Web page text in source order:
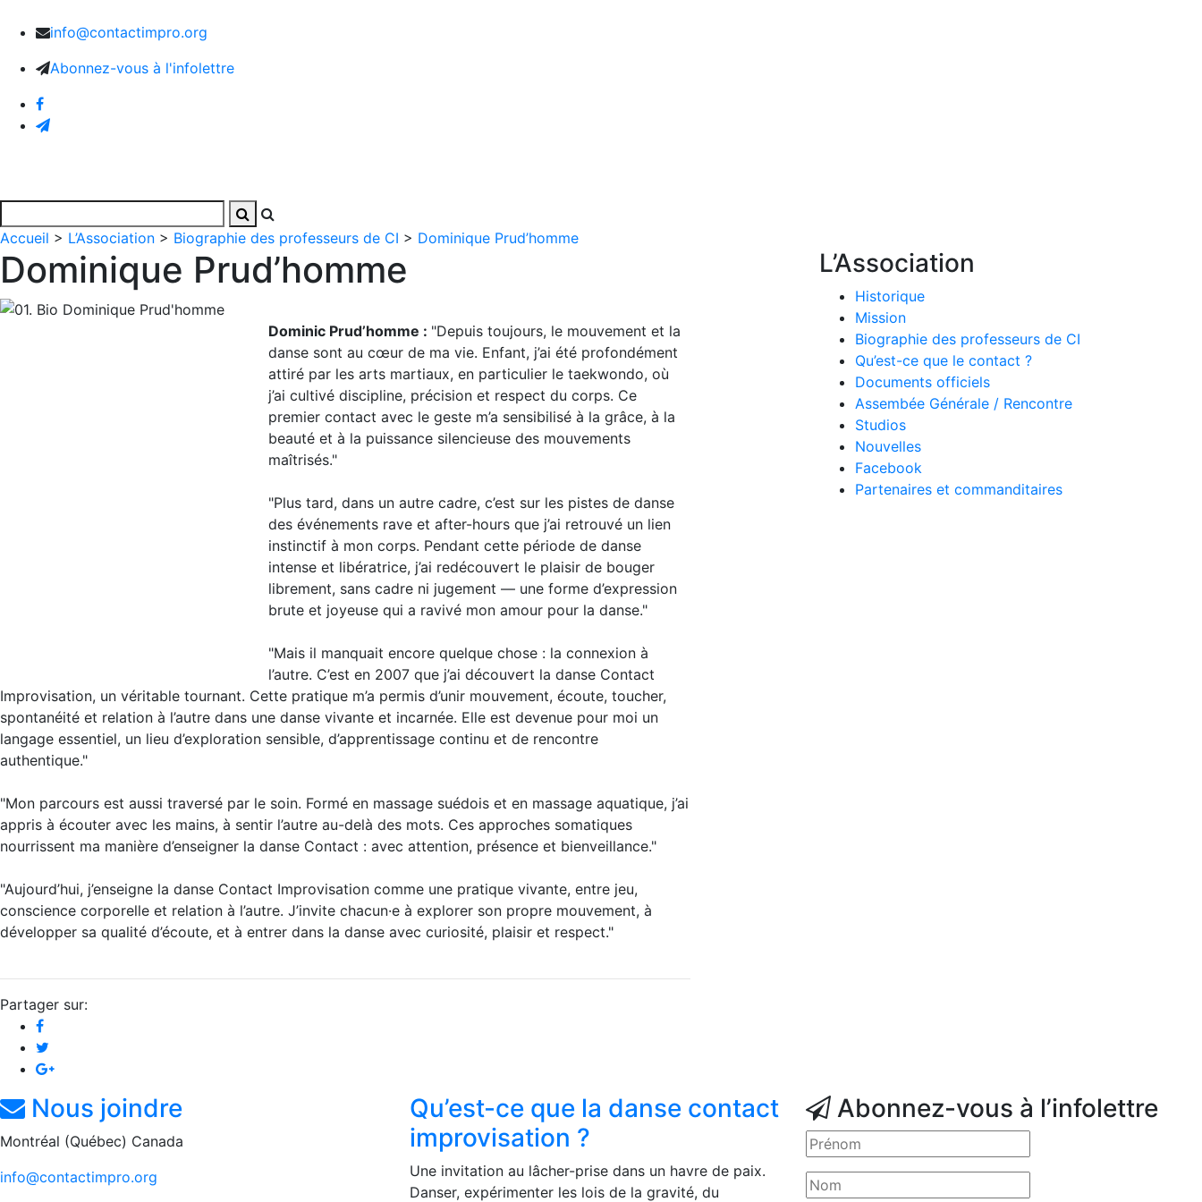
info@contactimpro.org
Abonnez-vous à l'infolettre
Accueil > L’Association > Biographie des professeurs de CI > Dominique Prud’homme
Dominique Prud’homme
Dominic Prud’homme : "Depuis toujours, le mouvement et la
danse sont au cœur de ma vie. Enfant, j’ai été profondément
attiré par les arts martiaux, en particulier le taekwondo, où
j’ai cultivé discipline, précision et respect du corps. Ce
premier contact avec le geste m’a sensibilisé à la grâce, à la
beauté et à la puissance silencieuse des mouvements
maîtrisés."
"Plus tard, dans un autre cadre, c’est sur les pistes de danse
des événements rave et after-hours que j’ai retrouvé un lien
instinctif à mon corps. Pendant cette période de danse
intense et libératrice, j’ai redécouvert le plaisir de bouger
librement, sans cadre ni jugement — une forme d’expression
brute et joyeuse qui a ravivé mon amour pour la danse."
"Mais il manquait encore quelque chose : la connexion à
l’autre. C’est en 2007 que j’ai découvert la danse Contact
Improvisation, un véritable tournant. Cette pratique m’a permis d’unir mouvement, écoute, toucher,
spontanéité et relation à l’autre dans une danse vivante et incarnée. Elle est devenue pour moi un
langage essentiel, un lieu d’exploration sensible, d’apprentissage continu et de rencontre
authentique."
"Mon parcours est aussi traversé par le soin. Formé en massage suédois et en massage aquatique, j’ai
appris à écouter avec les mains, à sentir l’autre au-delà des mots. Ces approches somatiques
nourrissent ma manière d’enseigner la danse Contact : avec attention, présence et bienveillance."
"Aujourd’hui, j’enseigne la danse Contact Improvisation comme une pratique vivante, entre jeu,
conscience corporelle et relation à l’autre. J’invite chacun·e à explorer son propre mouvement, à
développer sa qualité d’écoute, et à entrer dans la danse avec curiosité, plaisir et respect."
Partager sur:
L’Association
Historique
Mission
Biographie des professeurs de CI
Qu’est-ce que le contact ?
Documents officiels
Assembée Générale / Rencontre
Studios
Nouvelles
Facebook
Partenaires et commanditaires
Nous joindre
Montréal (Québec) Canada
info@contactimpro.org
Qu’est-ce que la danse contact
improvisation ?
Une invitation au lâcher-prise dans un havre de paix.
Danser, expérimenter les lois de la gravité, du
Abonnez-vous à l’infolettre